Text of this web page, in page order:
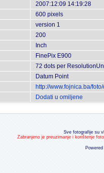
2007:12:09 14:19:28
600 pixels
version 1
200
Inch
FinePix E900
72 dots per
Datum Point
http://www.fojnica.ba/
Dodati u omiljene
Sve fotografije su
Zabranjeno je preuzimanje i korištenje